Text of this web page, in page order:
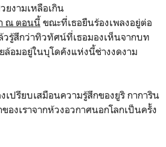
ยงามเหลือเกิน
ณ ตอนนี้ขณะที่เธอยืนร้องเพลงอยู่ต่อ
รู้สึกว่าทิวทัศน์ที่เธอมองเห็นจากบท
ล้อมอยู่ในบุโดคังแห่งนี้ช่างงดงาม
ปรียบเสมือนความรู้สึกของยูริ กาการิน
องเราจากห้วงอวกาศนอกโลกเป็นครั้ง